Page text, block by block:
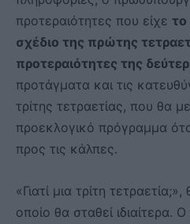
προτεραιότητες που είχε το
σχέδιο της πρώτης
προτεραιότητες της
προτάγματα και τις
τρίτης τετραετίας, που θα
προεκλογικό πρόγραμμα
προς τις κάλπες.
«Γιατί μια τρίτη
οποίο θα σταθεί ιδιαίτερα.